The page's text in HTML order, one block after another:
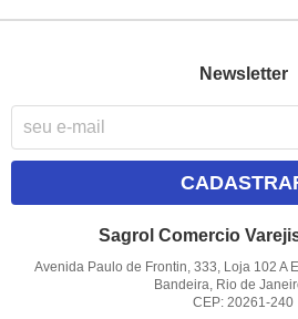
Newsletter
Sagrol Comercio
Avenida Paulo de Frontin, 333, Loja 102 A
Bandeira, Rio de
CEP: 20261-240